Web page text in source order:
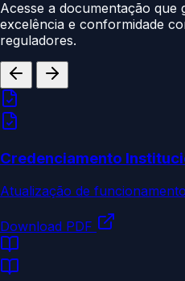
Acesse a documentação que
excelência e conformidade
reguladores.
Credenciamento
Atualização de funcionamento
Download PDF